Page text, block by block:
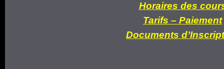
Horaires des
Tarifs – Paiement
Documents d’